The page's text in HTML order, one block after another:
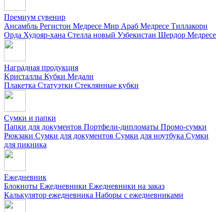
Премиум сувенир
Ансамбль Регистон Медресе Мир Араб Медресе Тиллакори
Орда Худояр-хана Стелла новый Узбекистан Шердор Медресе
Наградная продукция
Kристаллы Кубки Медали
Плакетка Статуэтки Стеклянные кубки
Сумки и папки
Папки для документов Портфели-дипломаты Промо-сумки
Рюкзаки Сумки для документов Сумки для ноутбука Сумки
для пикника
Ежедневник
Блокноты Ежедневники Ежедневники на заказ
Калькулятор ежедневника Наборы с ежедневниками